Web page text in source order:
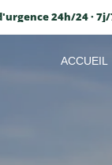
24h/24 ·
ACCUEIL